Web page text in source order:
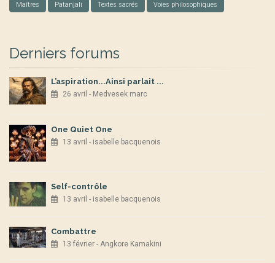
Maîtres Patanjali Textes sacrés Voies philosophiques
Derniers forums
L’aspiration...Ainsi parlait ...
26 avril - Medvesek marc
One Quiet One
13 avril - isabelle bacquenois
Self-contrôle
13 avril - isabelle bacquenois
Combattre
13 février - Angkore Kamakini